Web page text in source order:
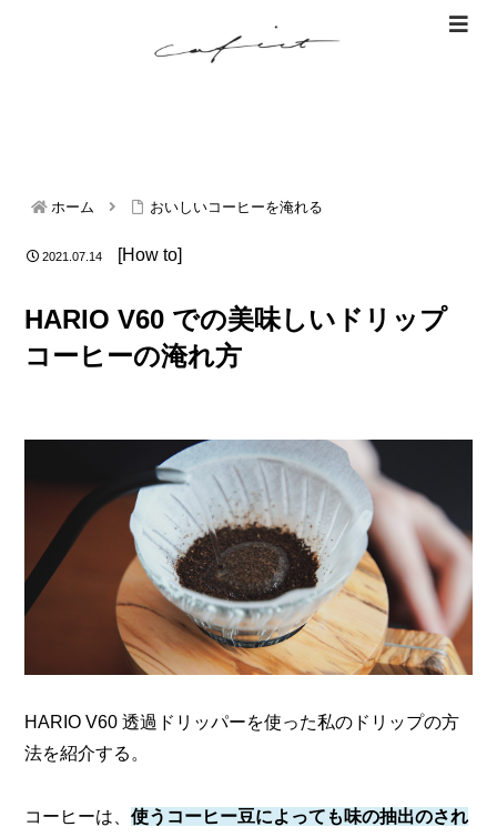
ホーム おいしいコーヒーを淹れる
2021.07.14 [How to]
HARIO V60 での美味しいドリップ
コーヒーの淹れ方
HARIO V60 透過ドリッパーを使った私のドリップの方
法を紹介する。
コーヒーは、 使うコーヒー豆によっても味の抽出のされ